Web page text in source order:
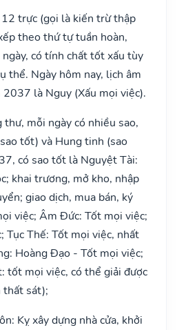
trực (gọi là kiến trừ thập
theo thứ tự tuần hoàn,
có tính chất tốt xấu tùy
thể. Ngày hôm nay, lịch âm
là Nguy (Xấu mọi việc).
mỗi ngày có nhiều sao,
tốt) và Hung tinh (sao
có sao tốt là Nguyệt Tài:
khai trương, mở kho, nhập
giao dịch, mua bán, ký
việc; Âm Đức: Tốt mọi việc;
Tục Thế: Tốt mọi việc, nhất
Hoàng Đạo - Tốt mọi việc;
tốt mọi việc, có thể giải được
thất sát);
Kỵ xây dựng nhà cửa, khởi